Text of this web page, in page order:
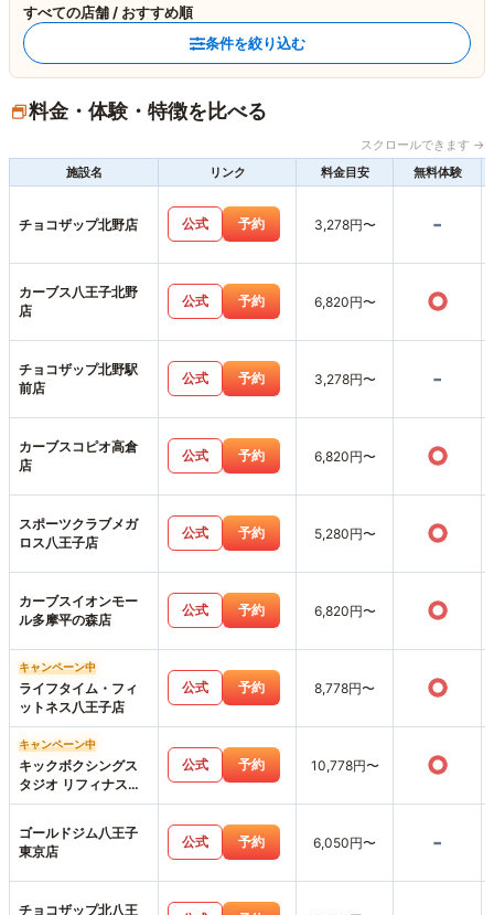
すべての店舗 / おすすめ順
条件を絞り込む
料金・体験・特徴を比べる
スクロールできます →
施設名
リンク 料金目安 無料体験
チョコザップ北野店 公式 予約 3,278円〜 -
カーブス八王子北野
店
公式 予約 6,820円〜 ○
チョコザップ北野駅
前店
公式 予約 3,278円〜 -
カーブスコピオ高倉
店
公式 予約 6,820円〜 ○
スポーツクラブメガ
ロス八王子店
公式 予約 5,280円〜 ○
カーブスイオンモー
ル多摩平の森店
公式 予約 6,820円〜 ○
キャンペーン中
ライフタイム・フィ
ットネス八王子店
公式 予約 8,778円〜 ○
キャンペーン中
キックボクシングス
タジオ リフィナス八
王子店
公式 予約 10,778円〜 ○
ゴールドジム八王子
東京店
公式 予約 6,050円〜 -
チョコザップ北八王